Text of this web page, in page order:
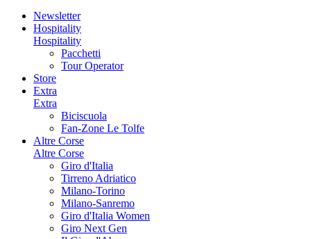
Newsletter
Hospitality
Hospitality
Pacchetti
Tour Operator
Store
Extra
Extra
Biciscuola
Fan-Zone Le Tolfe
Altre Corse
Altre Corse
Giro d'Italia
Tirreno Adriatico
Milano-Torino
Milano-Sanremo
Giro d'Italia Women
Giro Next Gen